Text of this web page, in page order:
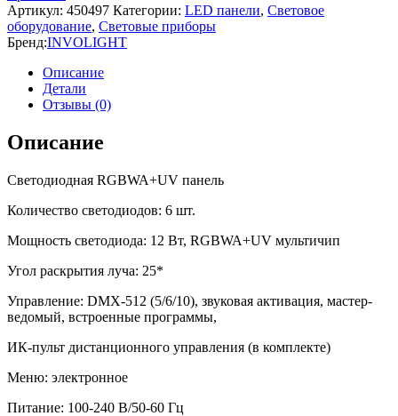
Артикул: 450497 Категории: LED панели, Световое
оборудование, Световые приборы
Бренд:INVOLIGHT
Описание
Детали
Отзывы (0)
Описание
Светодиодная RGBWA+UV панель
Количество светодиодов: 6 шт.
Мощность светодиода: 12 Вт, RGBWA+UV мультичип
Угол раскрытия луча: 25*
Управление: DMX-512 (5/6/10), звуковая активация, мастер-
ведомый, встроенные программы,
ИК-пульт дистанционного управления (в комплекте)
Меню: электронное
Питание: 100-240 В/50-60 Гц